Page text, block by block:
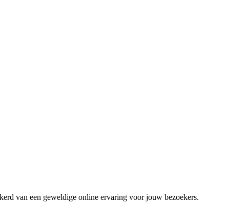
van een geweldige online ervaring voor jouw bezoekers.